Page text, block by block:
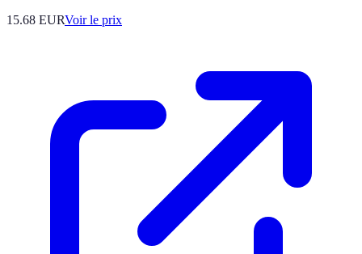
15.68 EURVoir le prix